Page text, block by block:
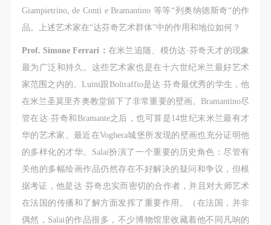
Giampietrino, de Conti e Bramantino 等等“列奥纳德斯奇“的作
品。上述艺术家在“达芬奇艺术群体”中的作用和地位如何？
Prof. Simone Ferrari： 在米兰追随、模仿达·芬奇天才的现象
最为广泛和持久。这些艺术家也是在十六世纪米兰最好艺术
家范围之内的。Luini跟Boltraffio是达·芬奇最优秀的学生，他
在米兰圣莫里齐奥教堂留下了非常重要的壁画。Bramantino尽
管在达·芬奇和Bramante之后，也可算是14世纪末米兰最有才
华的艺术家。最近在Voghera城堡所发现的壁画也充分证明他
的多样化的才华。Salai扮演了一个重要的历史角色：尽管有
关他的多幅绘画作品仍然存在不好解决的疑问和争议，但根
据考证，他是达·芬奇忠实而密切的合作者，并且对大师艺术
在法国的传播和了解方面发挥了重要作用。（在法国，并非
偶然，Salai的作品很多，不少博物馆里收藏着他不同凡响的